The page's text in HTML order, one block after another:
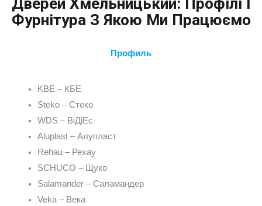
Фурнітура З Якою Ми Працюємо
Профиль
KBE – КБЕ
Steko – Стеко
WDS – ВіДіЕс
Aluplast – Алупласт
Rehau – Рехау
SCHUCO – Щуко
Salamander – Саламандер
Veka – Века